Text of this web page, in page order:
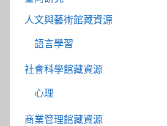
人文與藝術館藏資源
語言學習
社會科學館藏資源
心理
商業管理館藏資源